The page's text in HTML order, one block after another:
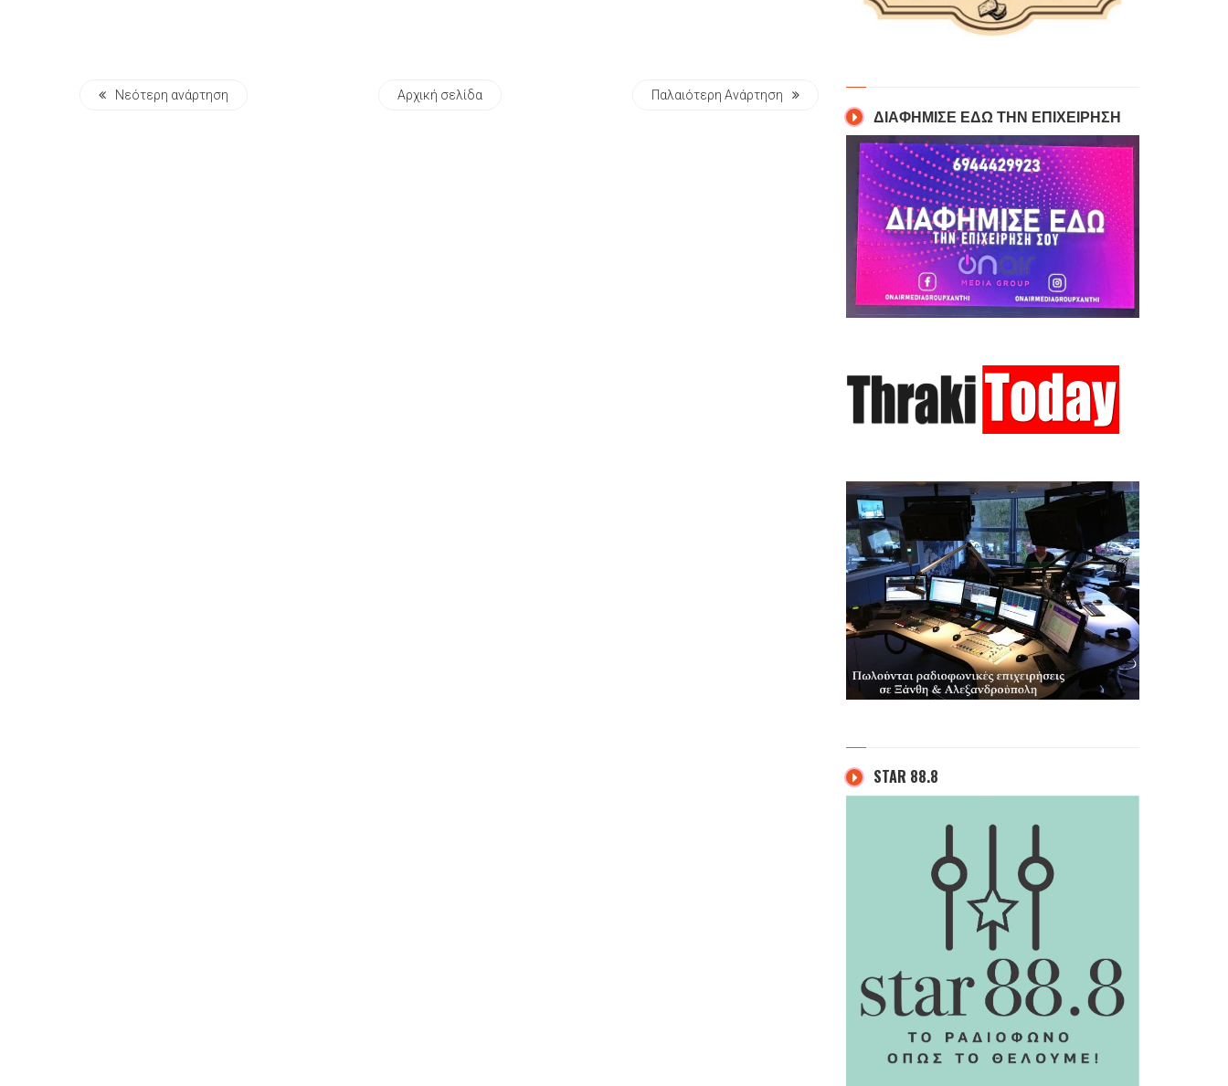
Νεότερη ανάρτηση Αρχική σελίδα Παλαιότερη Ανάρτηση
ΔΙΑΦΗΜΙΣΕ ΕΔΩ ΤΗΝ ΕΠΙΧΕΙΡΗΣΗ
STAR 88.8